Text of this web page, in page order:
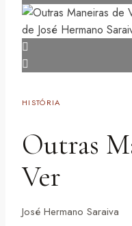
HISTÓRIA
Outras
Ver
José Hermano Saraiva